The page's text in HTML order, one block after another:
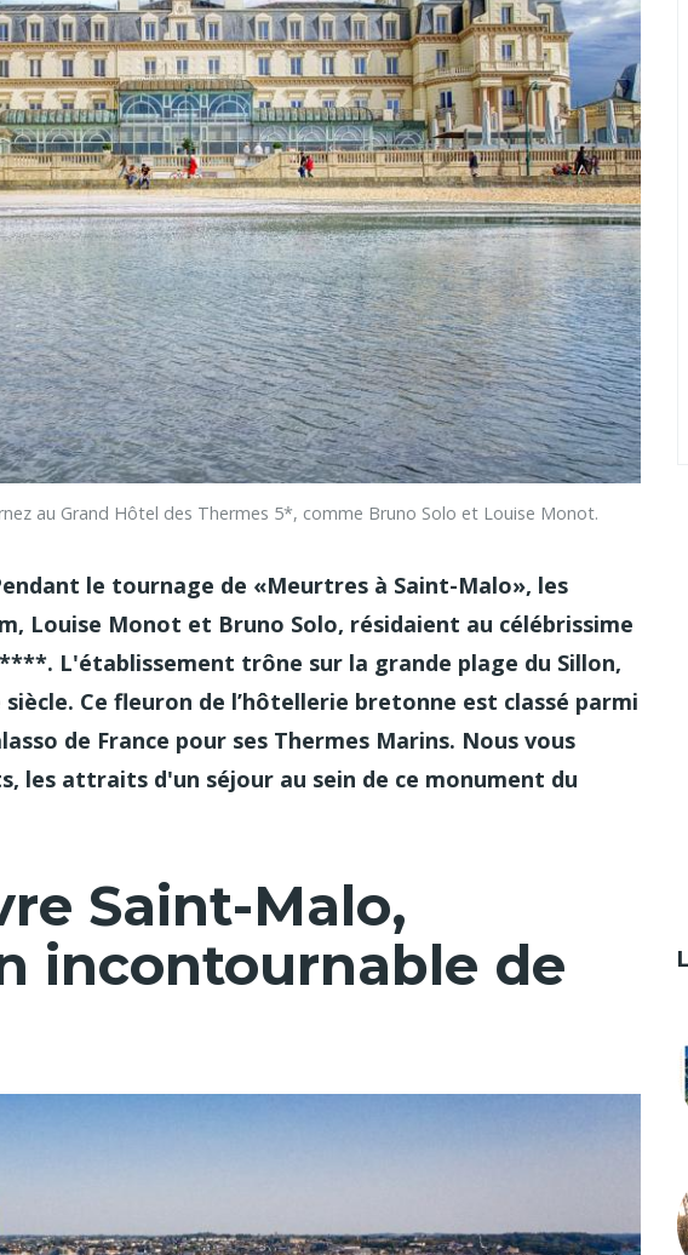
au Grand Hôtel des Thermes 5*, comme Bruno Solo et Louise Monot.
le tournage de «Meurtres à Saint-Malo», les
Louise Monot et Bruno Solo, résidaient au célébrissime
L'établissement trône sur la grande plage du Sillon,
Ce fleuron de l’hôtellerie bretonne est classé parmi
de France pour ses Thermes Marins. Nous vous
les attraits d'un séjour au sein de ce monument du
Saint-Malo,
incontournable de